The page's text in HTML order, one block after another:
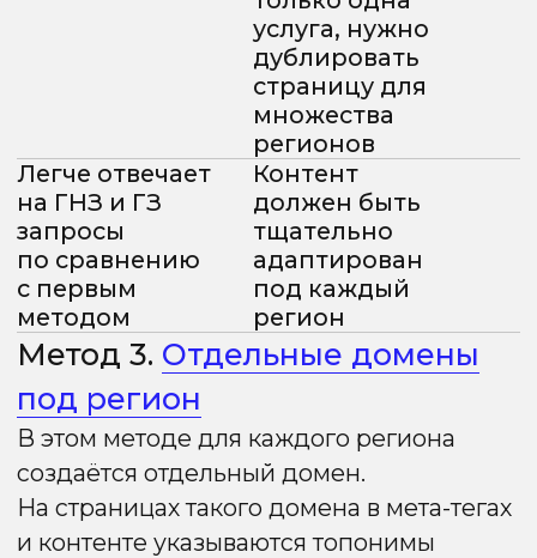
региону, а страницы внутри используют
название региона в мета-тегах
и контенте. Контакты и другие
коммерческие элементы также
адаптированы под эту локацию.
региональная структура находится
в рамках одного хоста.
Преимущества
Недостатки
Консолидация
ссылочного веса
(PageRank) на
одном домене
Невозможно
привязать
конкретную
папку к региону